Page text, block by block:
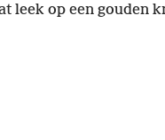
leek op een gouden